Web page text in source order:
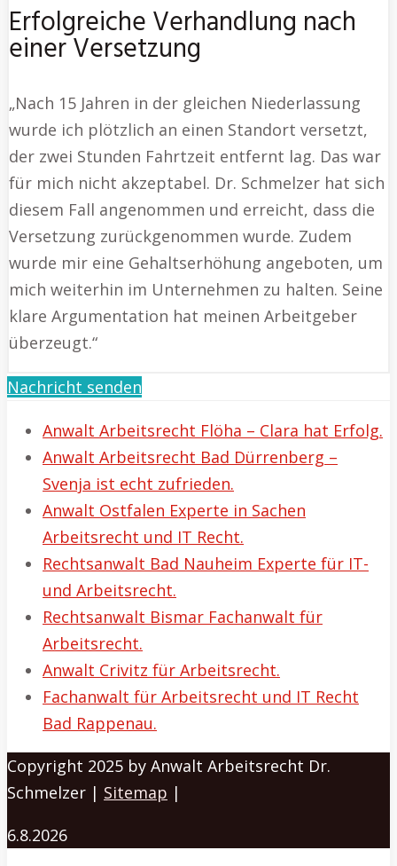
Erfolgreiche Verhandlung nach
einer Versetzung
„Nach 15 Jahren in der gleichen Niederlassung
wurde ich plötzlich an einen Standort versetzt,
der zwei Stunden Fahrtzeit entfernt lag. Das war
für mich nicht akzeptabel. Dr. Schmelzer hat sich
diesem Fall angenommen und erreicht, dass die
Versetzung zurückgenommen wurde. Zudem
wurde mir eine Gehaltserhöhung angeboten, um
mich weiterhin im Unternehmen zu halten. Seine
klare Argumentation hat meinen Arbeitgeber
überzeugt.“
Nachricht senden
Anwalt Arbeitsrecht Flöha – Clara hat Erfolg.
Anwalt Arbeitsrecht Bad Dürrenberg –
Svenja ist echt zufrieden.
Anwalt Ostfalen Experte in Sachen
Arbeitsrecht und IT Recht.
Rechtsanwalt Bad Nauheim Experte für IT-
und Arbeitsrecht.
Rechtsanwalt Bismar Fachanwalt für
Arbeitsrecht.
Anwalt Crivitz für Arbeitsrecht.
Fachanwalt für Arbeitsrecht und IT Recht
Bad Rappenau.
Copyright 2025 by Anwalt Arbeitsrecht Dr.
Schmelzer | Sitemap |
6.8.2026